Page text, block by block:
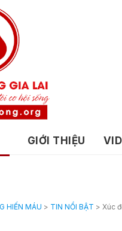
GIỚI THIỆU
HIẾN MÁU > TIN NỔI BẬT > Xúc